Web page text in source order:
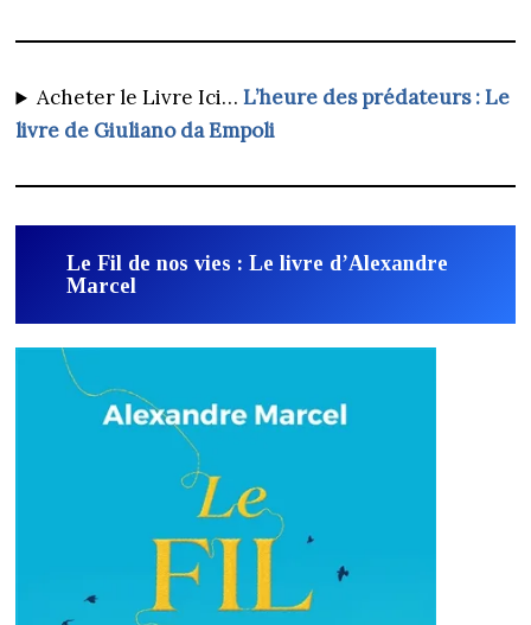
Acheter le Livre Ici…L’heure des prédateurs : Le
livre de Giuliano da Empoli
Le Fil de nos vies : Le livre d’Alexandre
Marcel